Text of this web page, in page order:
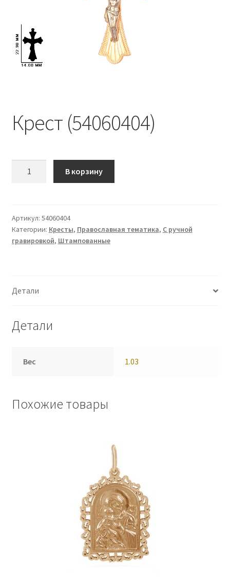
Крест (54060404)
В корзину
Артикул: 54060404
Категории: Кресты, Православная тематика, С ручной
гравировкой, Штампованные
Детали
Детали
Вес 1.03
Похожие товары